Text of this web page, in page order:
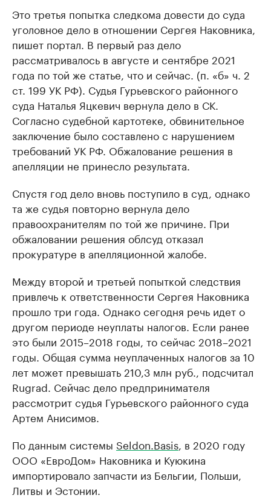
Это третья попытка следкома довести до суда
уголовное дело в отношении Сергея Наковника,
пишет портал. В первый раз дело
рассматривалось в августе и сентябре 2021
года по той же статье, что и сейчас. (п. «б» ч. 2
ст. 199 УК РФ). Судья Гурьевского районного
суда Наталья Яцкевич вернула дело в СК.
Согласно судебной картотеке, обвинительное
заключение было составлено с нарушением
требований УК РФ. Обжалование решения в
апелляции не принесло результата.
Спустя год дело вновь поступило в суд, однако
та же судья повторно вернула дело
правоохранителям по той же причине. При
обжаловании решения облсуд отказал
прокуратуре в апелляционной жалобе.
Между второй и третьей попыткой следствия
привлечь к ответственности Сергея Наковника
прошло три года. Однако сегодня речь идет о
другом периоде неуплаты налогов. Если ранее
это были 2015–2018 годы, то сейчас 2018–2021
годы. Общая сумма неуплаченных налогов за 10
лет может превышать 210,3 млн руб., подсчитал
Rugrad. Сейчас дело предпринимателя
рассмотрит судья Гурьевского районного суда
Артем Анисимов.
По данным системы Seldon.Basis , в 2020 году
ООО «ЕвроДом» Наковника и Куюкина
импортировало запчасти из Бельгии, Польши,
Литвы и Эстонии.